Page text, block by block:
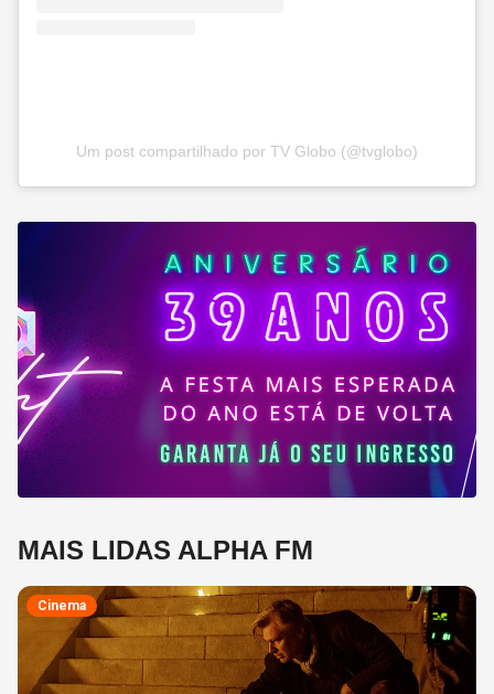
Um post compartilhado por TV Globo (@tvglobo)
MAIS LIDAS ALPHA FM
Cinema